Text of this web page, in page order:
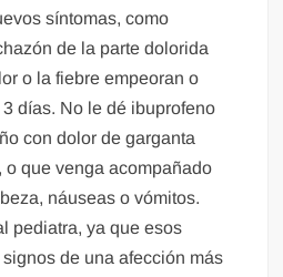
síntomas, como
de la parte dolorida
o la fiebre empeoran o
días. No le dé ibuprofeno
con dolor de garganta
o que venga acompañado
náuseas o vómitos.
pediatra, ya que esos
de una afección más